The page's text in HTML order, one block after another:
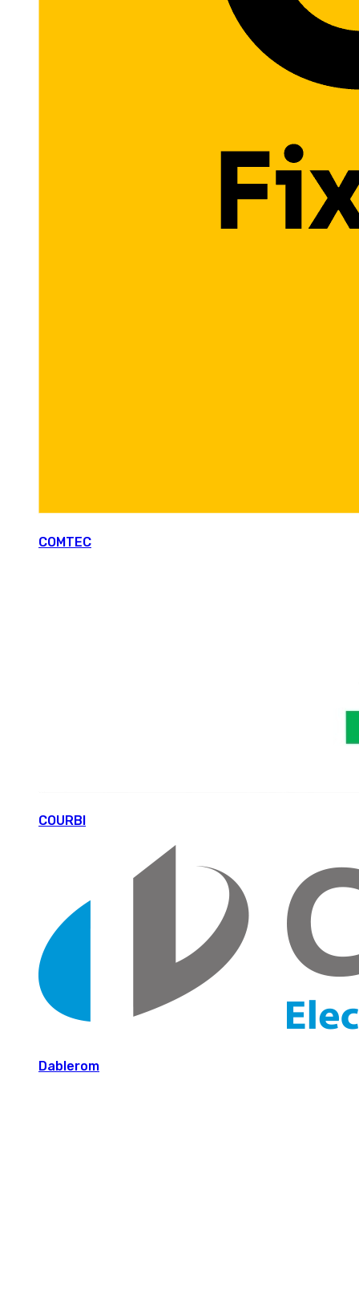
COMTEC
COURBI
Dablerom